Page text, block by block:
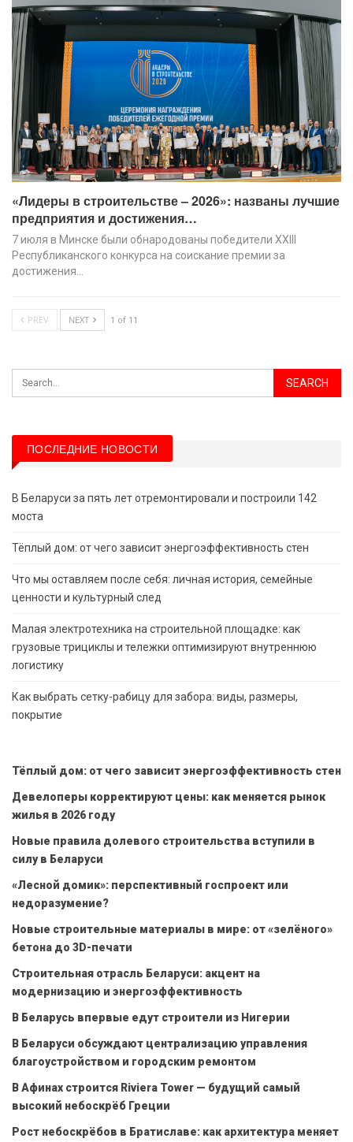
«Лидеры в строительстве – 2026»: названы лучшие
предприятия и достижения…
7 июля в Минске были обнародованы победители XХIII
Республиканского конкурса на соискание премии за
достижения…
PREV NEXT 1 of 11
ПОСЛЕДНИЕ НОВОСТИ
В Беларуси за пять лет отремонтировали и построили 142
моста
Тёплый дом: от чего зависит энергоэффективность стен
Что мы оставляем после себя: личная история, семейные
ценности и культурный след
Малая электротехника на строительной площадке: как
грузовые трициклы и тележки оптимизируют внутреннюю
логистику
Как выбрать сетку-рабицу для забора: виды, размеры,
покрытие
Тёплый дом: от чего зависит энергоэффективность стен
Девелоперы корректируют цены: как меняется рынок
жилья в 2026 году
Новые правила долевого строительства вступили в
силу в Беларуси
«Лесной домик»: перспективный госпроект или
недоразумение?
Новые строительные материалы в мире: от «зелёного»
бетона до 3D-печати
Строительная отрасль Беларуси: акцент на
модернизацию и энергоэффективность
В Беларусь впервые едут строители из Нигерии
В Беларуси обсуждают централизацию управления
благоустройством и городским ремонтом
В Афинах строится Riviera Tower — будущий самый
высокий небоскрёб Греции
Рост небоскрёбов в Братиславе: как архитектура меняет